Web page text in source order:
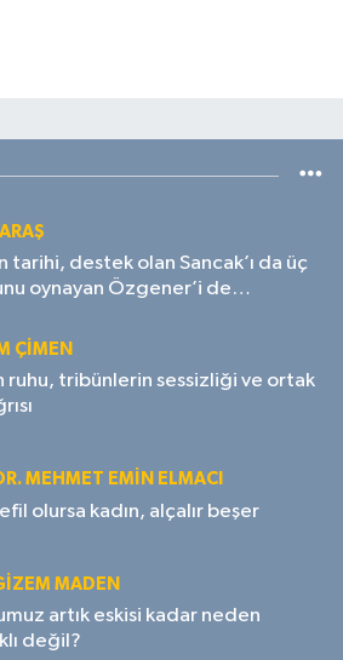
tarihi, destek olan Sancak’ı da üç
oynayan Özgener’i de
ÇIMEN
ruhu, tribünlerin sessizliği ve ortak
MEHMET EMIN ELMACI
olursa kadın, alçalır beşer
MADEN
artık eskisi kadar neden
değil?